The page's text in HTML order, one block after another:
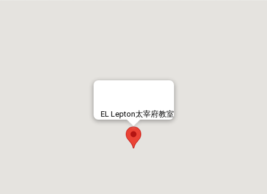
EL Lepton太宰府教室